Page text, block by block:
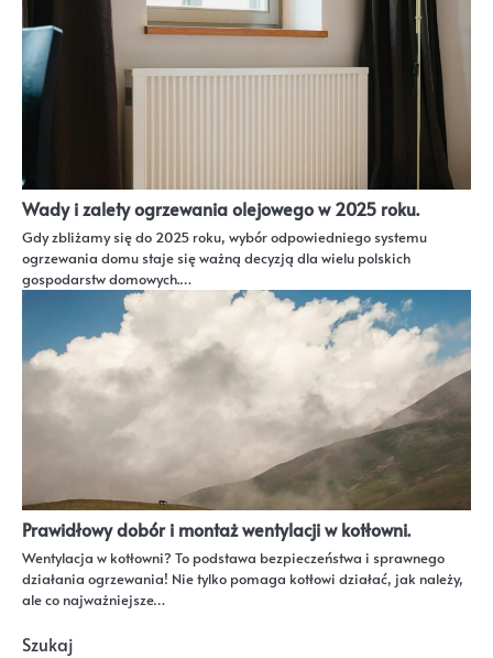
Wady i zalety ogrzewania olejowego w 2025 roku.
Gdy zbliżamy się do 2025 roku, wybór odpowiedniego systemu
ogrzewania domu staje się ważną decyzją dla wielu polskich
gospodarstw domowych.…
Prawidłowy dobór i montaż wentylacji w kotłowni.
Wentylacja w kotłowni? To podstawa bezpieczeństwa i sprawnego
działania ogrzewania! Nie tylko pomaga kotłowi działać, jak należy,
ale co najważniejsze…
Szukaj